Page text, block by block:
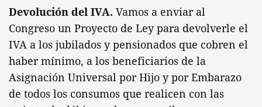
Devolución del IVA. Vamos a enviar al
Congreso un Proyecto de Ley para devolverle el
IVA a los jubilados y pensionados que cobren el
haber mínimo, a los beneficiarios de la
Asignación Universal por Hijo y por Embarazo
de todos los consumos que realicen con las